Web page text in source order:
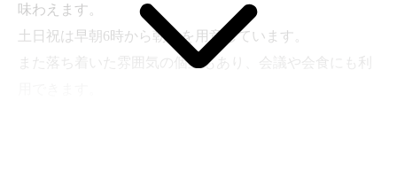
味わえます。
土日祝は早朝6時から朝食を用意しています。
また落ち着いた雰囲気の個室もあり、会議や会食にも利